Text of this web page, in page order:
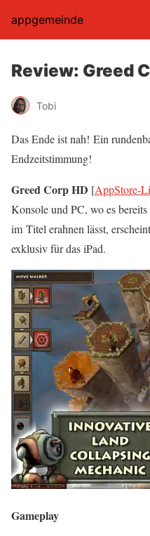
appgemeinde
Review: Greed
Tobi
Das Ende ist nah! Ein
Endzeitstimmung!
GreedCorpHD [AppStore-
Konsole und PC, wo es
im Titel erahnen lässt,
exklusiv für dasiPad.
Gameplay